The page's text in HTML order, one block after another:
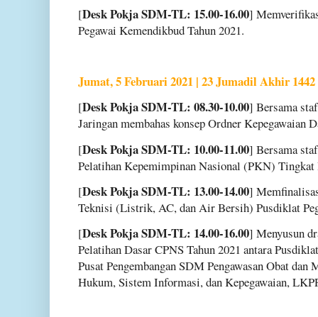
[Desk Pokja SDM-TL: 15.00-16.00]
Pegawai Kemendikbud Tahun 2021.
Jumat, 5 Februari 2021 | 23 Jumadil Akhir 1442
[Desk Pokja SDM-TL: 08.30-10.00] Bersama
Jaringan membahas konsep Ordner Kepegawaian
[Desk Pokja SDM-TL: 10.00-11.00] Bersama
Pelatihan Kepemimpinan Nasional (PKN)
[Desk Pokja SDM-TL: 13.00-14.00]
Teknisi (Listrik, AC, dan Air Bersih) Pusdiklat
[Desk Pokja SDM-TL: 14.00-16.00] Menyusun
Pelatihan Dasar CPNS Tahun 2021 antara
Pusat Pengembangan SDM Pengawasan Obat
Hukum, Sistem Informasi, dan Kepegawaian,